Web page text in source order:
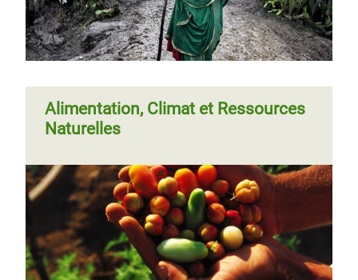
Alimentation, Climat et Ressources
Naturelles